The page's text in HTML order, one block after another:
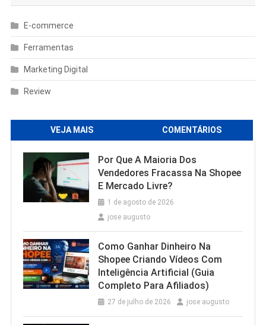
E-commerce
Ferramentas
Marketing Digital
Review
VEJA MAIS COMENTÁRIOS
Por Que A Maioria Dos
Vendedores Fracassa Na Shopee
E Mercado Livre?
1 de agosto de 2026
jose augusto
Como Ganhar Dinheiro Na
Shopee Criando Vídeos Com
Inteligência Artificial (Guia
Completo Para Afiliados)
27 de julho de 2026 jose augusto